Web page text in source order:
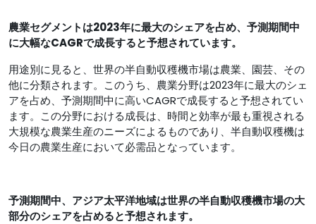
農業セグメントは2023年に最大のシェアを占め、予測期間中
に大幅なCAGRで成長すると予想されています。
用途別に見ると、世界の半自動収穫機市場は農業、園芸、その
他に分類されます。このうち、農業分野は2023年に最大のシェ
アを占め、予測期間中に高いCAGRで成長すると予想されてい
ます。この分野における成長は、時間と効率が最も重視される
大規模な農業生産のニーズによるものであり、半自動収穫機は
今日の農業生産において必需品となっています。
予測期間中、アジア太平洋地域は世界の半自動収穫機市場の大
部分のシェアを占めると予想されます。